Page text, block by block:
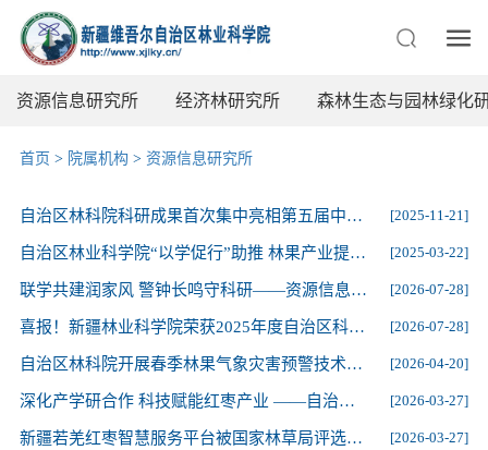
资源信息研究所 经济林研究所 森林生态与园林绿化
首页 > 院属机构> 资源信息研究所
自治区林科院科研成果首次集中亮相第五届中国新疆特色林果产品博览会 [2025-11-21]
自治区林业科学院“以学促行”助推 林果产业提质增效 [2025-03-22]
联学共建润家风 警钟长鸣守科研——资源信息研究所党支部联合治沙研究所党支部开展党风廉政教育月主题党日活动 [2026-07-28]
喜报！新疆林业科学院荣获2025年度自治区科技进步二等奖 [2026-07-28]
自治区林科院开展春季林果气象灾害预警技术服务 [2026-04-20]
深化产学研合作 科技赋能红枣产业 ——自治区林科院推动智能植保技术落地见效 [2026-03-27]
新疆若羌红枣智慧服务平台被国家林草局评选为“林草信息化领域重点典型案例” [2026-03-27]